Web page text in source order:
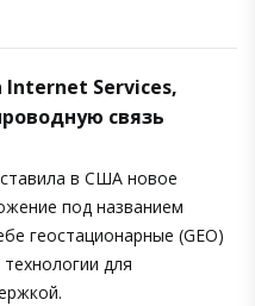
Internet Services,
связь
в США новое
под названием
геостационарные (GEO)
для